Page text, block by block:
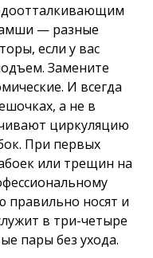
— разные
если у вас
Замените
И всегда
а не в
циркуляцию
При первых
или трещин на
правильно носят и
в три-четыре
пары без ухода.